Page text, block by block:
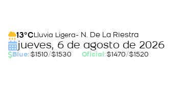
13°C Lluvia Ligera- N. De La Riestra
jueves, 6 de agosto de 2026
Blue: $1510/$1530 Oficial:$1470/$1520